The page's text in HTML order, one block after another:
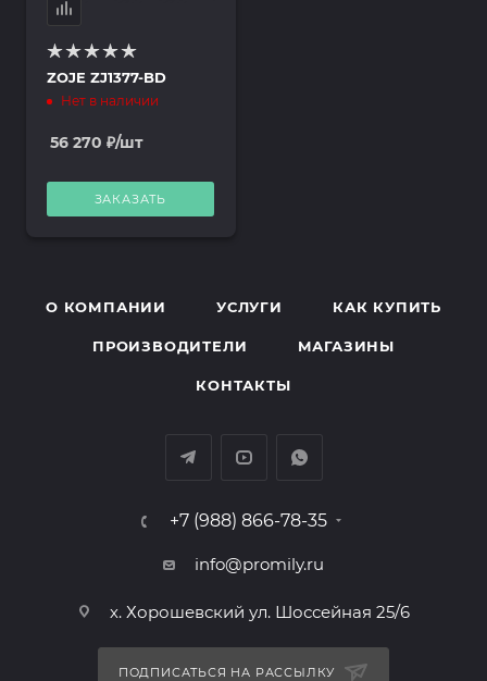
ZOJE ZJ1377-BD
Нет в наличии
56 270 ₽/шт
ЗАКАЗАТЬ
О КОМПАНИИ УСЛУГИ КАК КУПИТЬ
ПРОИЗВОДИТЕЛИ МАГАЗИНЫ
КОНТАКТЫ
+7 (988) 866-78-35
info@promily.ru
х. Хорошевский ул. Шоссейная 25/6
ПОДПИСАТЬСЯ НА РАССЫЛКУ